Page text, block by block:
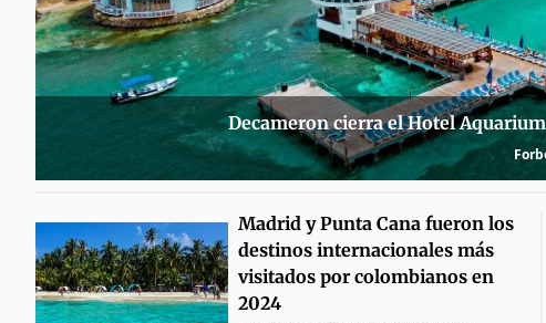
Decameron cierra el Hotel
Madrid y Punta Cana fueron los
destinos internacionales más
visitados por colombianos en
2024